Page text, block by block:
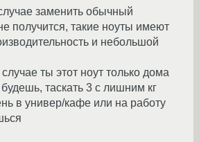
заменить обычный
получится, такие ноуты имеют
и небольшой
ты этот ноут только дома
таскать 3 с лишним кг
в универ/кафе или на работу